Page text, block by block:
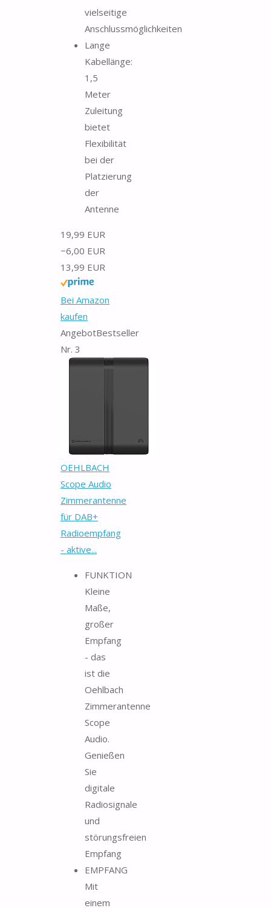
vielseitige
Anschlussmöglichkeiten
Lange
Kabellänge:
1,5
Meter
Zuleitung
bietet
Flexibilität
bei der
Platzierung
der
Antenne
19,99 EUR
−6,00 EUR
13,99 EUR
Bei Amazon
kaufen
AngebotBestseller
Nr. 3
OEHLBACH
Scope Audio
Zimmerantenne
für DAB+
Radioempfang
- aktive...
FUNKTION
Kleine
Maße,
großer
Empfang
- das
ist die
Oehlbach
Zimmerantenne
Scope
Audio.
Genießen
Sie
digitale
Radiosignale
und
störungsfreien
Empfang
EMPFANG
Mit
einem